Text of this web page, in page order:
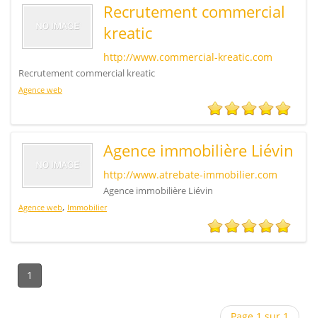
Recrutement commercial
kreatic
http://www.commercial-kreatic.com
Recrutement commercial kreatic
Agence web
Agence immobilière Liévin
http://www.atrebate-immobilier.com
Agence immobilière Liévin
Agence web, Immobilier
1